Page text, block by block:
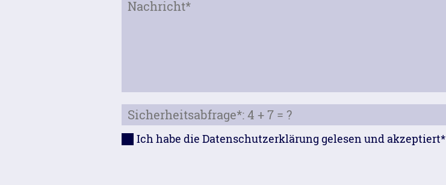
Ich habe die Datenschutzerklärung gelesen und akzeptiert*